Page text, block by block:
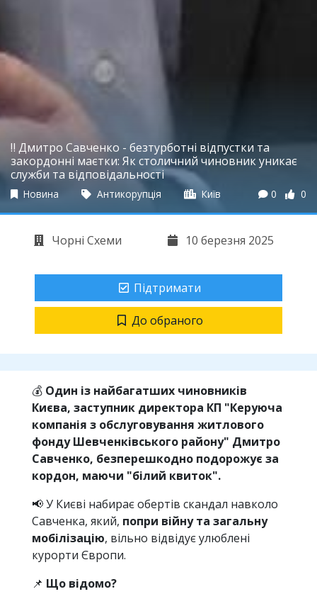
‼️ Дмитро Савченко - безтурботні відпустки та
закордонні маєтки: Як столичний чиновник уникає
служби та відповідальності
Новина Антикорупція Київ 0 0
Чорні Схеми 10 березня 2025
Підтримати
До обраного
💰 Один із найбагатших чиновників
Києва, заступник директора КП "Керуюча
компанія з обслуговування житлового
фонду Шевченківського району" Дмитро
Савченко, безперешкодно подорожує за
кордон, маючи "білий квиток".
📢 У Києві набирає обертів скандал навколо
Савченка, який, попри війну та загальну
мобілізацію, вільно відвідує улюблені
курорти Європи.
📌 Що відомо?